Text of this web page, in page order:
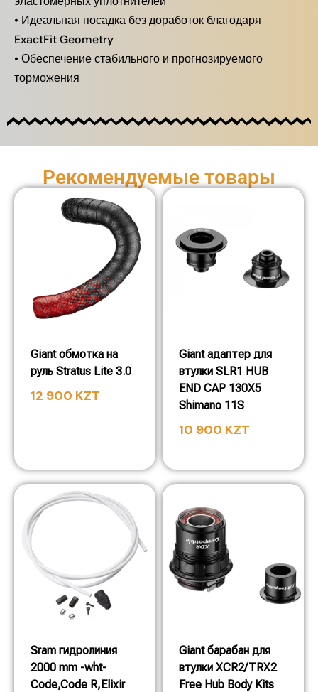
• Идеальная посадка без доработок благодаря
ExactFit Geometry
• Обеспечение стабильного и прогнозируемого
торможения
Рекомендуемые товары
Giant обмотка на
руль Stratus Lite 3.0
12 900 KZT
Giant адаптер для
втулки SLR1 HUB
END CAP 130X5
Shimano 11S
10 900 KZT
Sram гидролиния
2000 mm -wht-
Code,Code R,Elixir
Giant барабан для
втулки XCR2/TRX2
Free Hub Body Kits